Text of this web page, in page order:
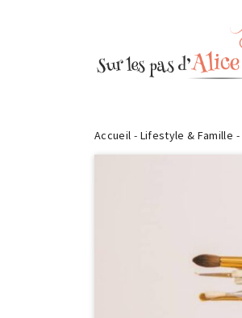
Accueil - Lifestyle & Famille -